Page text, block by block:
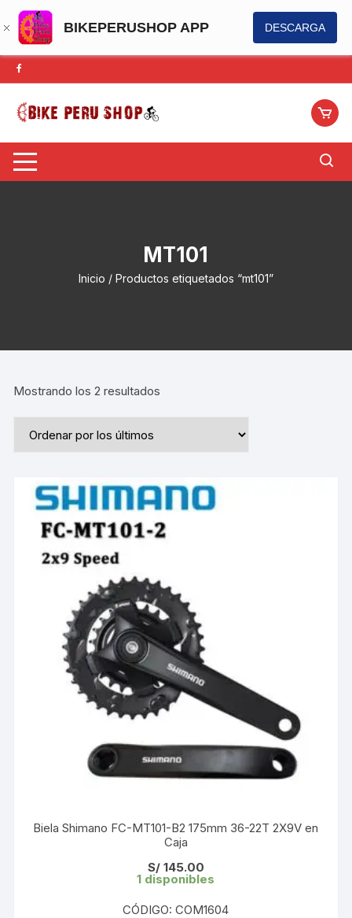
BIKEPERUSHOP APP DESCARGA
Saltar
al
contenido
MT101
Inicio / Productos etiquetados “mt101”
Mostrando los 2 resultados
Biela Shimano FC-MT101-B2 175mm 36-22T 2X9V en
Caja
S/145.00
1 disponibles
CÓDIGO: COM1604